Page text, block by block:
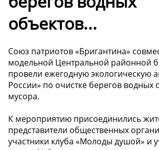
объектов...
Союз патриотов «Бригантина»
модельной Центральной районной
провели ежегодную экологическую
России» по очистке берегов водных
мусора.
К мероприятию присоединились
представители общественных
участники клуба «Молоды душой» и